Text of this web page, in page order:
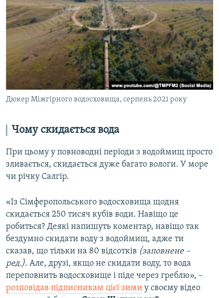
Дюкер Міжгірного водосховища, серпень 2021 року
Чому скидається вода
При цьому у повноводні періоди з водоймищ просто
зливається, скидається дуже багато вологи. У море
чи річку Салгір.
«‎Із Сімферопольського водосховища щодня
скидається 250 тисяч кубів води. Навіщо це
робиться? Деякі напишуть коментар, навіщо так
бездумно скидати воду з водоймищ, адже ти
сказав, що тільки на 80 відсотків (заповнене –
ред.). Але, друзі, якщо не скидати воду, то вода
переповнить водосховище і піде через греблю», –
розповідав підписникам цієї зими у своєму відео